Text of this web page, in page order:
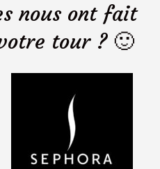
nous ont fait
tour ? 🙂